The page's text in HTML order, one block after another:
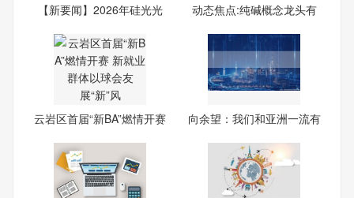
【新要闻】2026年硅光光
动态焦点:纯碱概念龙头有
云岩区首届“新BA”燃情开赛
向余望：我们和亚洲一流有